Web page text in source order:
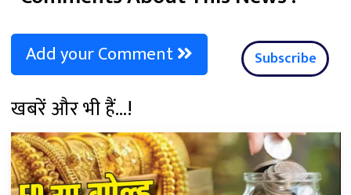
Add your Comment Subscribe
खबरें और भी हैं...!